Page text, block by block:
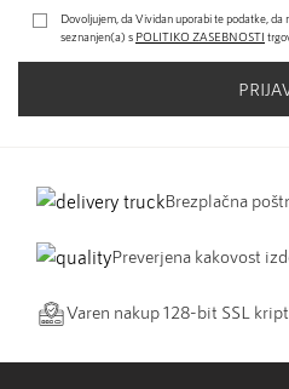
Dovoljujem, da Vividan uporabi te podatke,
seznanjen(a) s POLITIKO ZASEBNOSTI
Brezplačna
Preverjena kakovost
Varen nakup 128-bit SSL